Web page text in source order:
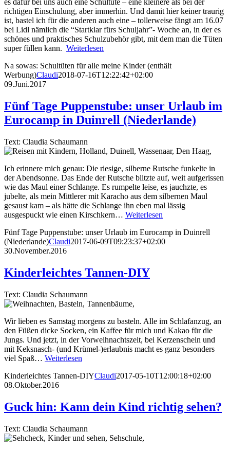
es dafür bei uns auch eine Schultüte – eine kleinere als bei der
richtigen Einschulung, aber immerhin. Und damit hier keiner traurig
ist, bastel ich für die anderen auch eine – tollerweise fängt am 16.07
bei Lidl nämlich die “Startklar fürs Schuljahr”- Woche an, in der es
schönes und praktisches Schulzubehör gibt, mit dem man die Tüten
super füllen kann. Weiterlesen
Na sowas: Schultüten für alle meine Kinder (enthält
Werbung)Claudi2018-07-16T12:22:42+02:00
09.Juni.2017
Fünf Tage Puppenstube: unser Urlaub im
Eurocamp in Duinrell (Niederlande)
Text: Claudia Schaumann
Ich erinnere mich genau: Die riesige, silberne Rutsche funkelte in
der Abendsonne. Das Ende der Rutsche blitzte auf, weit aufgerissen
wie das Maul einer Schlange. Es rumpelte leise, es jauchzte, es
jubelte, als mein Mittlerer mit Karacho aus dem silbernen Maul
gesaust kam – als hätte die Schlange ihn eben mal lässig
ausgespuckt wie einen Kirschkern… Weiterlesen
Fünf Tage Puppenstube: unser Urlaub im Eurocamp in Duinrell
(Niederlande)Claudi2017-06-09T09:23:37+02:00
30.November.2016
Kinderleichtes Tannen-DIY
Text: Claudia Schaumann
Wir lieben es Samstag morgens zu basteln. Alle im Schlafanzug, an
den Füßen dicke Socken, ein Kaffee für mich und Kakao für die
Jungs. Und jetzt, in der Vorweihnachtszeit, bei Kerzenschein und
mit Keksnasch- (und Krümel-)erlaubnis macht es ganz besonders
viel Spaß… Weiterlesen
Kinderleichtes Tannen-DIYClaudi2017-05-10T12:00:18+02:00
08.Oktober.2016
Guck hin: Kann dein Kind richtig sehen?
Text: Claudia Schaumann